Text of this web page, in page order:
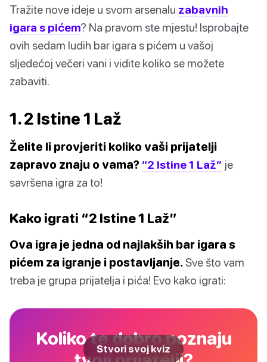
Tražite nove ideje u svom arsenalu zabavnih
igara s pićem? Na pravom ste mjestu! Isprobajte
ovih sedam ludih bar igara s pićem u vašoj
sljedećoj večeri vani i vidite koliko se možete
zabaviti.
1. 2 Istine 1 Laž
Želite li provjeriti koliko vaši prijatelji
zapravo znaju o vama? “2 Istine 1 Laž” je
savršena igra za to!
Kako igrati “2 Istine 1 Laž”
Ova igra je jedna od najlakših bar igara s
pićem za igranje i postavljanje. Sve što vam
treba je grupa prijatelja i pića! Evo kako igrati:
Koliko te dobro poznaju
Stvori svoj kviz